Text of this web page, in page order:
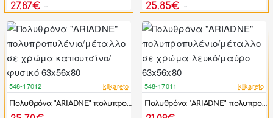
27.87€ 25.85€
-44%
548-17012 klikareto
Πολυθρόνα "ARIADNE" πολυπροπυλένιο/μέταλλο σε χρώμα καπουτσίνο/φυσικό 63x56x80
-44%
548-17011 klikareto
Πολυθρόνα "ARIADNE" πολυπροπυλένιο/μέταλλο σε χρώμα λευκό/μαύρο 63x56x80